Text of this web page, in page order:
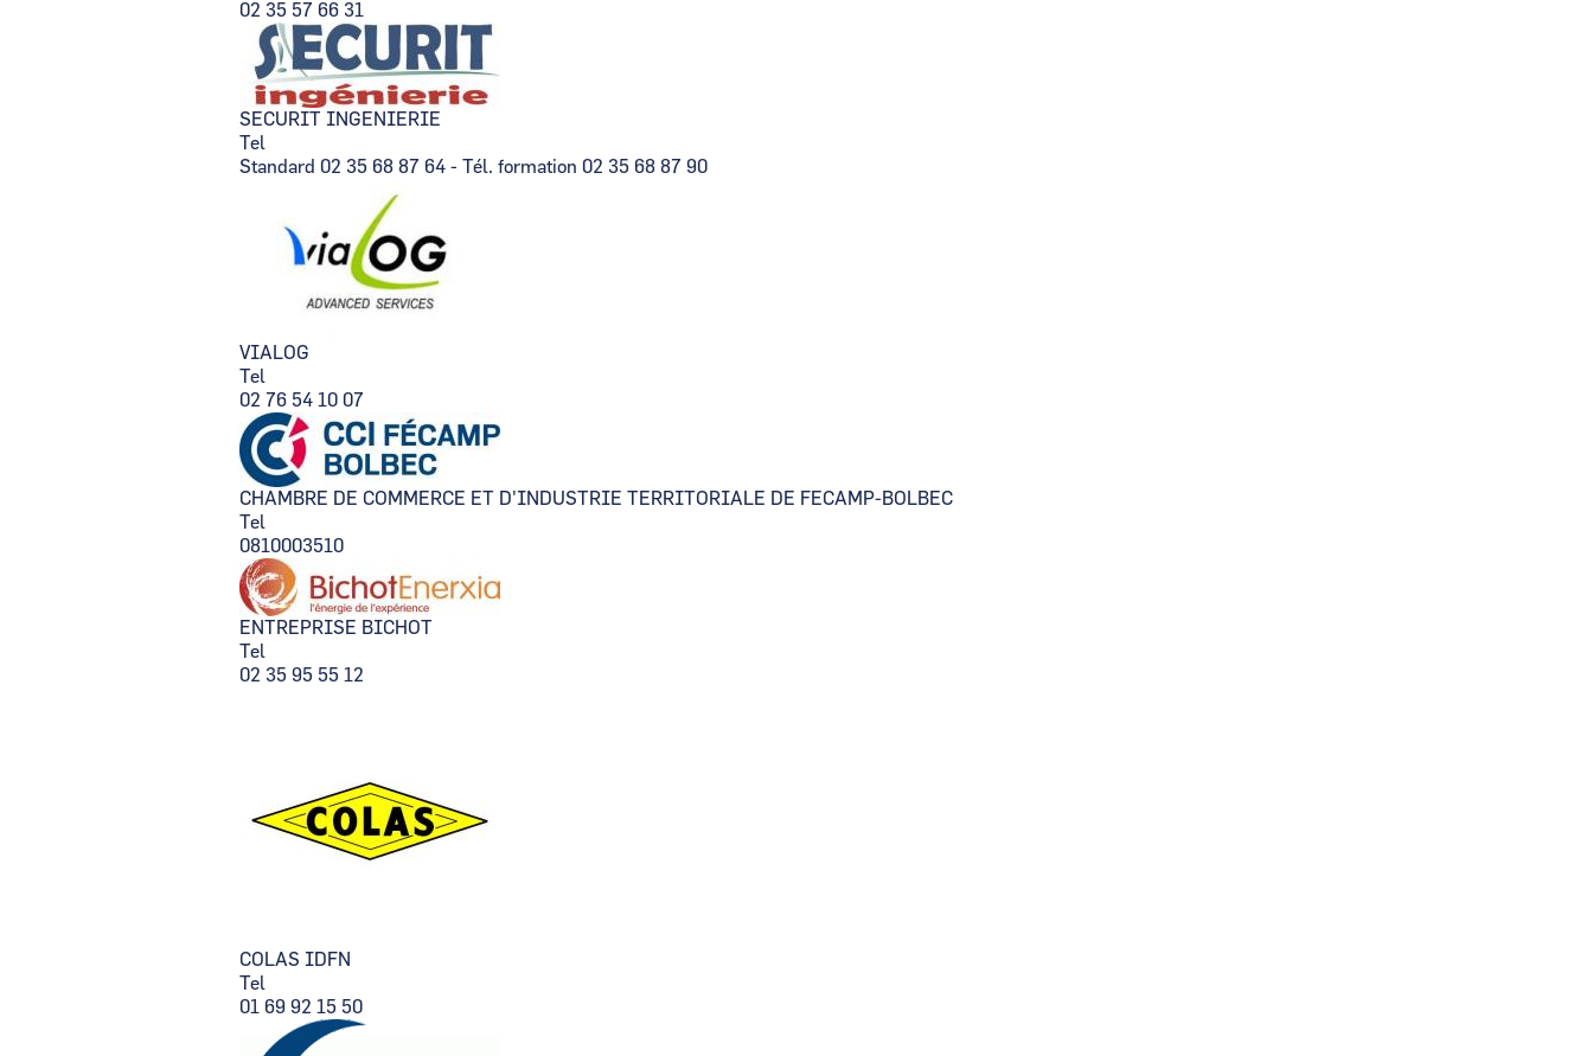
02 35 57 66 31
SECURIT INGENIERIE
Tel
Standard 02 35 68 87 64 - Tél. formation 02 35 68 87 90
VIALOG
Tel
02 76 54 10 07
CHAMBRE DE COMMERCE ET D'INDUSTRIE TERRITORIALE DE FECAMP-BOLBEC
Tel
0810003510
ENTREPRISE BICHOT
Tel
02 35 95 55 12
COLAS IDFN
Tel
01 69 92 15 50